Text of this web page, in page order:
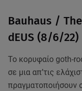
Bauhaus /
dEUS (8/6/22)
Το κορυφαίο goth-
σε μια απ’τις
πραγματοποιήσουν